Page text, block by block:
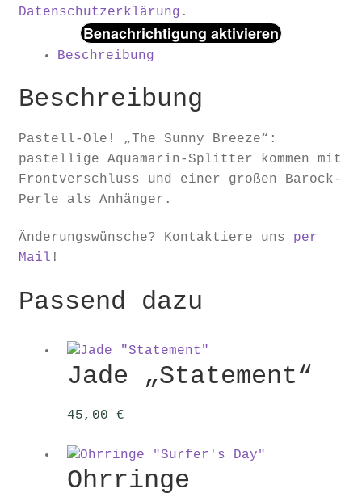
Datenschutzerklärung .
Benachrichtigung aktivieren
Beschreibung
Beschreibung
Pastell-Ole! „The Sunny Breeze“:
pastellige Aquamarin-Splitter kommen mit
Frontverschluss und einer großen Barock-
Perle als Anhänger.
Änderungswünsche? Kontaktiere uns per
Mail !
Passend dazu
Jade „Statement“
45,00€
Ohrringe